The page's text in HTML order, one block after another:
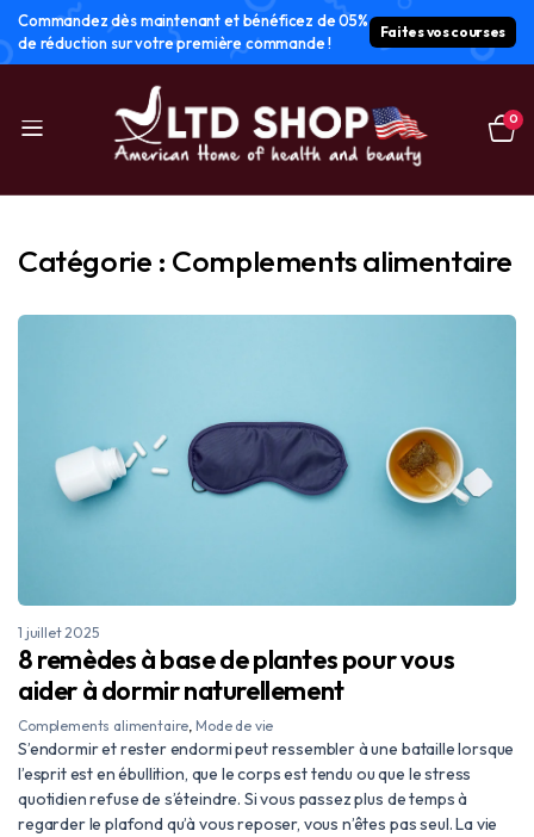
Commandez dès maintenant et bénéficez de 05%
de réduction sur votre première commande !
Faites vos courses
0
Catégorie : Complements alimentaire
1 juillet 2025
8 remèdes à base de plantes pour vous
aider à dormir naturellement
Complements alimentaire, Mode de vie
S’endormir et rester endormi peut ressembler à une bataille lorsque
l’esprit est en ébullition, que le corps est tendu ou que le stress
quotidien refuse de s’éteindre. Si vous passez plus de temps à
regarder le plafond qu’à vous reposer, vous n’êtes pas seul. La vie